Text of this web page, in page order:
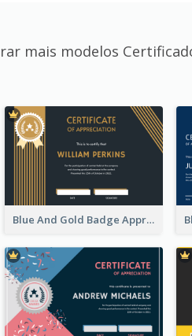
mais modelos
Blue And Gold Badge Appreciation Certificate